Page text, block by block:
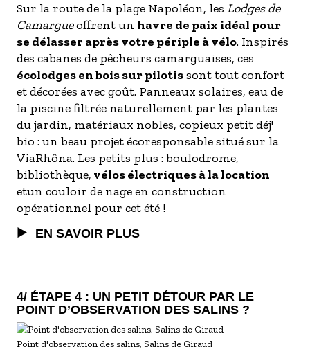
Sur la route de la plage Napoléon, les Lodges de
Camargueoffrent un havre de paix idéal pour
se délasser après votre périple à vélo. Inspirés
des cabanes de pêcheurs camarguaises, ces
écolodges en bois sur pilotissont tout confort
et décorées avec goût. Panneaux solaires, eau de
la piscine filtrée naturellement par les plantes
du jardin, matériaux nobles, copieux petit déj'
bio : un beau projet écoresponsable situé sur la
ViaRhôna. Les petits plus : boulodrome,
bibliothèque, vélos électriques à la location
etun couloir de nage en construction
opérationnel pour cet été !
EN SAVOIR PLUS
4/ ÉTAPE 4 : UN PETIT DÉTOUR PAR LE
POINT D’OBSERVATION DES SALINS ?
Point d'observation des salins, Salins de Giraud